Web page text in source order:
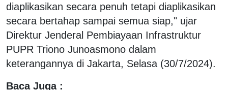
diaplikasikan secara penuh tetapi diaplikasikan
secara bertahap sampai semua siap," ujar
Direktur Jenderal Pembiayaan Infrastruktur
PUPR Triono Junoasmono dalam
keterangannya di Jakarta, Selasa (30/7/2024).
Baca Juga :